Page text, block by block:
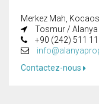
Merkez Mah,
Tosmur / Alanya
+90 (242) 511
Contactez-nous